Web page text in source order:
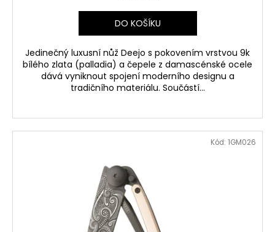
DO KOŠÍKU
Jedinečný luxusní nůž Deejo s pokovením vrstvou 9k
bílého zlata (palladia) a čepele z damascénské ocele
dává vyniknout spojení moderního designu a
tradičního materiálu. Součástí...
Kód: 1GM026